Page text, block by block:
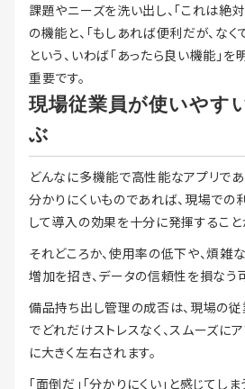
課題やニーズを洗い出し、「これは絶
の機能と、「もしあれば便利だが、な
という、いわば「あったら良い機能」
重要です。
現場従業員が使いやす
ぶ
どんなに多機能で高性能なアプリで
分かりにくいものであれば、現場での
して導入の効果を十分に発揮すること
それどころか、使用率の低下や、煩雑
増加を招き、データの信頼性を損なう
備品持ち出し管理の成否は、現場の
でどれだけストレスなく、スムーズに
に大きく左右されます。
「面倒だ」「分かりにくい」と感じてし